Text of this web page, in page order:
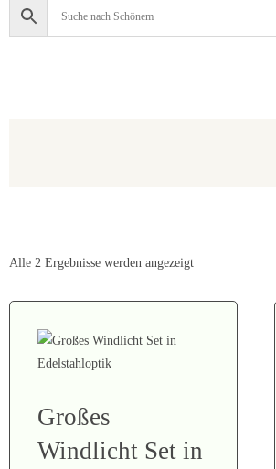
Alle 2 Ergebnisse werden angezeigt
Großes
Windlicht Set in